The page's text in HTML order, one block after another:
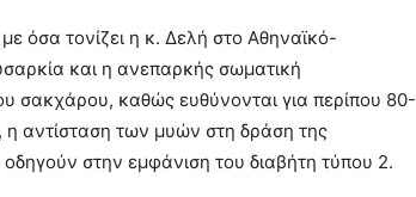
όσα τονίζει η κ. Δελή στο Αθηναϊκό-
και η ανεπαρκής σωματική
σακχάρου, καθώς ευθύνονται για περίπου 80-
η αντίσταση των μυών στη δράση της
στην εμφάνιση του διαβήτη τύπου 2.